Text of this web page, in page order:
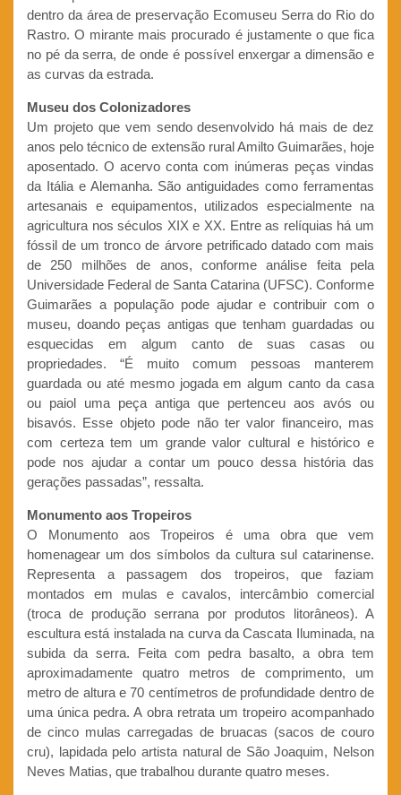
dentro da área de preservação Ecomuseu Serra do Rio do
Rastro. O mirante mais procurado é justamente o que fica
no pé da serra, de onde é possível enxergar a dimensão e
as curvas da estrada.
Museu dos Colonizadores
Um projeto que vem sendo desenvolvido há mais de dez
anos pelo técnico de extensão rural Amilto Guimarães, hoje
aposentado. O acervo conta com inúmeras peças vindas
da Itália e Alemanha. São antiguidades como ferramentas
artesanais e equipamentos, utilizados especialmente na
agricultura nos séculos XIX e XX. Entre as relíquias há um
fóssil de um tronco de árvore petrificado datado com mais
de 250 milhões de anos, conforme análise feita pela
Universidade Federal de Santa Catarina (UFSC). Conforme
Guimarães a população pode ajudar e contribuir com o
museu, doando peças antigas que tenham guardadas ou
esquecidas em algum canto de suas casas ou
propriedades. “É muito comum pessoas manterem
guardada ou até mesmo jogada em algum canto da casa
ou paiol uma peça antiga que pertenceu aos avós ou
bisavós. Esse objeto pode não ter valor financeiro, mas
com certeza tem um grande valor cultural e histórico e
pode nos ajudar a contar um pouco dessa história das
gerações passadas”, ressalta.
Monumento aos Tropeiros
O Monumento aos Tropeiros é uma obra que vem
homenagear um dos símbolos da cultura sul catarinense.
Representa a passagem dos tropeiros, que faziam
montados em mulas e cavalos, intercâmbio comercial
(troca de produção serrana por produtos litorâneos). A
escultura está instalada na curva da Cascata Iluminada, na
subida da serra. Feita com pedra basalto, a obra tem
aproximadamente quatro metros de comprimento, um
metro de altura e 70 centímetros de profundidade dentro de
uma única pedra. A obra retrata um tropeiro acompanhado
de cinco mulas carregadas de bruacas (sacos de couro
cru), lapidada pelo artista natural de São Joaquim, Nelson
Neves Matias, que trabalhou durante quatro meses.